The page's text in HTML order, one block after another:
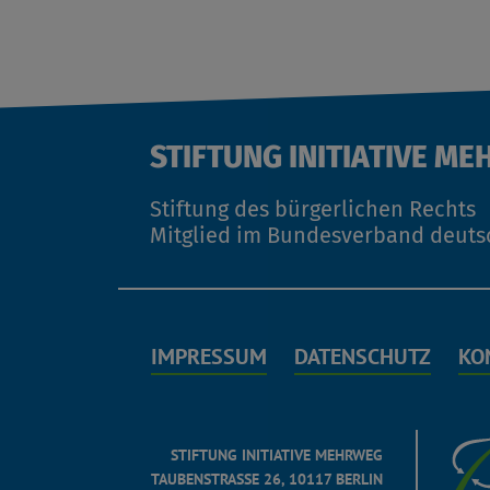
STIFTUNG INITIATIVE
Stiftung des bürgerlichen Rechts
Mitglied im Bundesverband
STIFTUNG INITIATIVE MEHRWEG
TAUBENSTRASSE 26, 10117 BERLIN
IMPRESSUM DATENSCHUTZ